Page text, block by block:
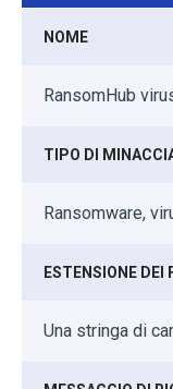
NOME
RansomHub
TIPO DI
Ransomware,
ESTENSIONE DEI
Una stringa di